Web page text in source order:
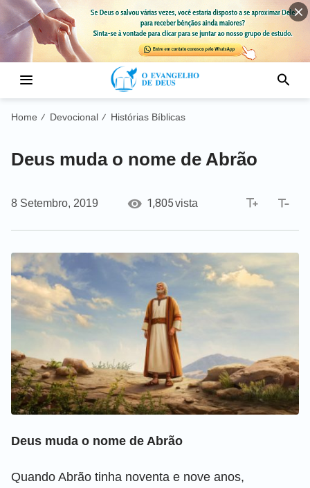
Home / Devocional / Histórias Bíblicas
Deus muda o nome de Abrão
8 Setembro, 2019 1,805vista
Deus muda o nome de Abrão
Quando Abrão tinha noventa e nove anos,